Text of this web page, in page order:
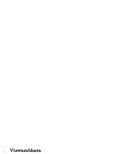
Viswambhara